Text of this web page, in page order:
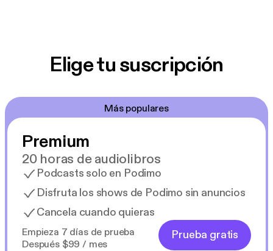
Elige tu suscripción
Más populares
Premium
20 horas de audiolibros
Podcasts solo en Podimo
Disfruta los shows de Podimo sin anuncios
Cancela cuando quieras
Empieza 7 días de prueba
Después $99 / mes
Prueba gratis